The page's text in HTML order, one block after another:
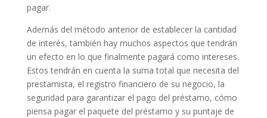
pagar.
Además del método anterior de establecer la cantidad
de interés, también hay muchos aspectos que tendrán
un efecto en lo que finalmente pagará como intereses.
Estos tendrán en cuenta la suma total que necesita del
prestamista, el registro financiero de su negocio, la
seguridad para garantizar el pago del préstamo, cómo
piensa pagar el paquete del préstamo y su puntaje de